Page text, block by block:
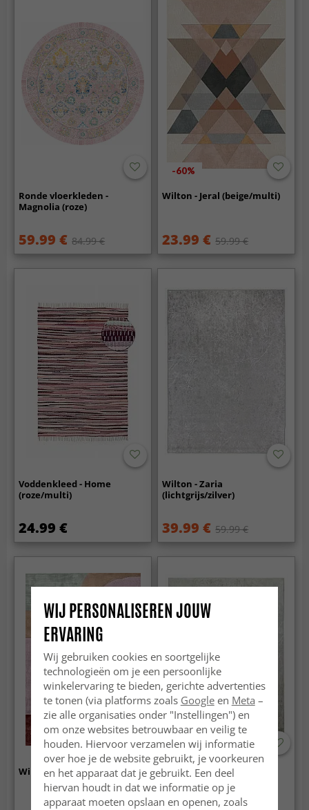
Ronde vloerkleden -
Magnolia (roze)
59.99 € 84.99 €
-60%
Wilton - Jeral (beige/multi)
23.99 € 59.99 €
Voddenkleed - Home
(roze/multi)
24.99 €
Wilton - Zaria
(lichtgrijs/zilver)
39.99 € 59.99 €
Wilton - Barcelona (roze)
-50%
Wilton - Zaria
(lichtbruin/goud)
WIJ PERSONALISEREN JOUW
ERVARING
Wij gebruiken cookies en soortgelijke
technologieën om je een persoonlijke
winkelervaring te bieden, gerichte advertenties
te tonen (via platforms zoals Googleen Meta –
zie alle organisaties onder "Instellingen") en
om onze websites betrouwbaar en veilig te
houden. Hiervoor verzamelen wij informatie
over hoe je de website gebruikt, je voorkeuren
en het apparaat dat je gebruikt. Een deel
hiervan houdt in dat we informatie op je
apparaat moeten opslaan en openen, zoals